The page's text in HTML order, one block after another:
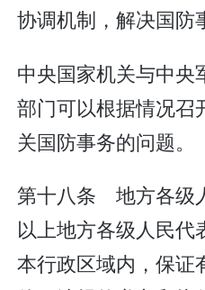
协调机制，解决国防
中央国家机关与中央
部门可以根据情况召
关国防事务的问题。
第十八条 地方各级
以上地方各级人民代
本行政区域内，保证